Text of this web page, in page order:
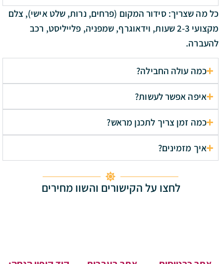
כל מה שצריך: סידור המקום (פרחים, נרות, שלט אישי), צלם
מקצועי 2-3 שעות, וידאוגרף, שמפניה, פלייליסט, רכב
להעברה.
כמה עולה החבילה?
איפה אפשר לעשות?
כמה זמן צריך לתכנן מראש?
איך מזמינים?
לחצו על הקישורים והשוו מחירים